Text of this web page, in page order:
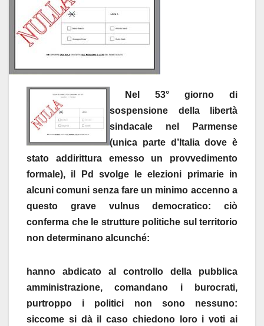
Nel 53° giorno di
sospensione della libertà
sindacale nel Parmense
(unica parte d’Italia dove è
stato addirittura emesso un provvedimento
formale), il Pd svolge le elezioni primarie in
alcuni comuni senza fare un minimo accenno a
questo grave vulnus democratico: ciò
conferma che le strutture politiche sul territorio
non determinano alcunché:
hanno abdicato al controllo della pubblica
amministrazione, comandano i burocrati,
purtroppo i politici non sono nessuno:
siccome si dà il caso chiedono loro i voti ai